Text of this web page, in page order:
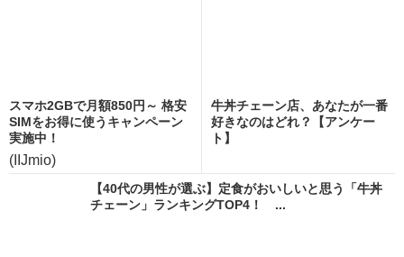
スマホ2GBで月額850円～ 格安
SIMをお得に使うキャンペーン
実施中！
(IIJmio)
牛丼チェーン店、あなたが一番
好きなのはどれ？【アンケー
ト】
【40代の男性が選ぶ】定食がおいしいと思う「牛丼
チェーン」ランキングTOP4！ ...